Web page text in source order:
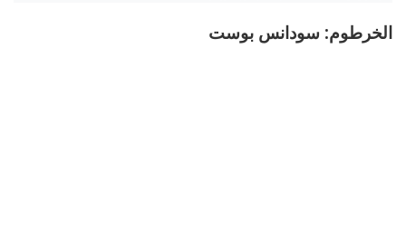
الخرطوم: سودانس بوست